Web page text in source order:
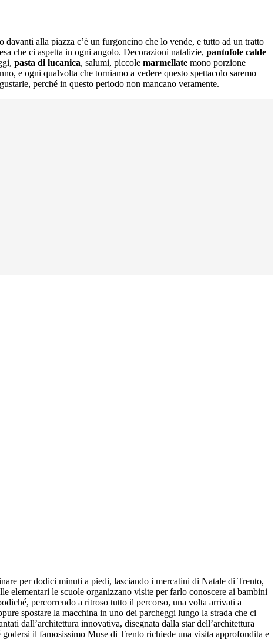
alla piazza c’è un furgoncino che lo vende, e tutto ad un tratto
che ci aspetta in ogni angolo. Decorazioni natalizie, pantofole calde
pasta di lucanica, salumi, piccole marmellate mono porzione
e ogni qualvolta che torniamo a vedere questo spettacolo saremo
perché in questo periodo non mancano veramente.
per dodici minuti a piedi, lasciando i mercatini di Natale di Trento,
elementari le scuole organizzano visite per farlo conoscere ai bambini
percorrendo a ritroso tutto il percorso, una volta arrivati a
spostare la macchina in uno dei parcheggi lungo la strada che ci
dall’architettura innovativa, disegnata dalla star dell’architettura
il famosissimo Muse di Trento richiede una visita approfondita e